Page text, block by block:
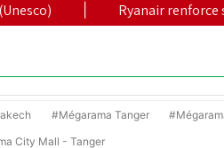
Ryanair renforce son offre au
#Mégarama Tanger
City Mall - Tanger